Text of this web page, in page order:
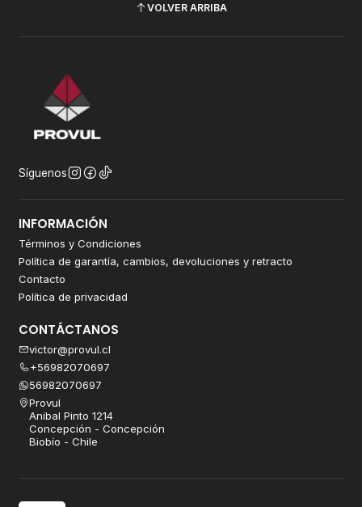
VOLVER ARRIBA
Síguenos
INFORMACIÓN
Términos y Condiciones
Política de garantía, cambios, devoluciones y retracto
Contacto
Política de privacidad
CONTÁCTANOS
victor@provul.cl
+56982070697
56982070697
Provul
Anibal Pinto 1214
Concepción - Concepción
Biobío - Chile